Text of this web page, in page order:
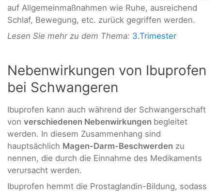
auf Allgemeinmaßnahmen wie Ruhe, ausreichend
Schlaf, Bewegung, etc. zurück gegriffen werden.
Lesen Sie mehr zu dem Thema: 3.Trimester
Nebenwirkungen von Ibuprofen
bei Schwangeren
Ibuprofen kann auch während der Schwangerschaft
von verschiedenen Nebenwirkungen begleitet
werden. In diesem Zusammenhang sind
hauptsächlich Magen-Darm-Beschwerden zu
nennen, die durch die Einnahme des Medikaments
verursacht werden.
Ibuprofen hemmt die Prostaglandin-Bildung, sodass